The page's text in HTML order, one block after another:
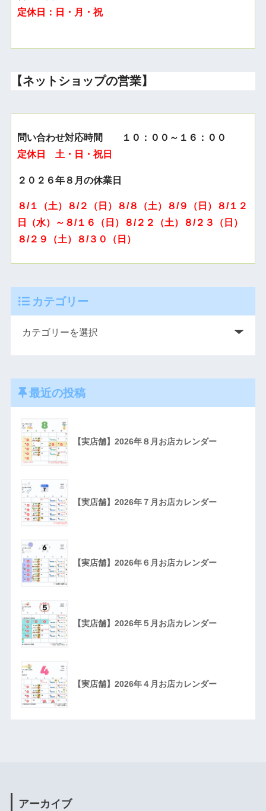
定休日：日・月・祝
【ネットショップの営業】
問い合わせ対応時間 １０：００～１６：００
定休日 土・日・祝日
２０２６年８月の休業日
８/１（土）８/２（日）８/８（土）８/９（日）８/１２
日（水）～８/１６（日）８/２２（土）８/２３（日）
８/２９（土）８/３０（日）
カテゴリー
最近の投稿
【実店舗】2026年８月お店カレンダー
【実店舗】2026年７月お店カレンダー
【実店舗】2026年６月お店カレンダー
【実店舗】2026年５月お店カレンダー
【実店舗】2026年４月お店カレンダー
アーカイブ